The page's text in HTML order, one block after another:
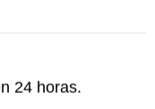
24 horas.